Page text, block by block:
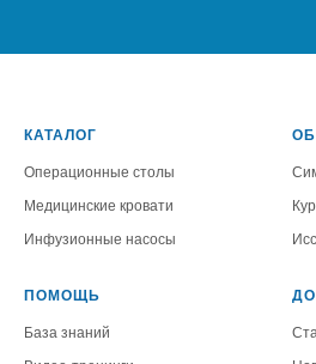
КАТАЛОГ
Операционные столы
Медицинские кровати
Инфузионные насосы
ПОМОЩЬ
База знаний